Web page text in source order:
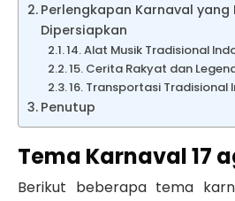
Perlengkapan Karnaval yang
Dipersiapkan
14. Alat Musik Tradisional
15. Cerita Rakyat dan
16. Transportasi Tradisional
Penutup
Tema Karnaval 17
Berikut beberapa tema